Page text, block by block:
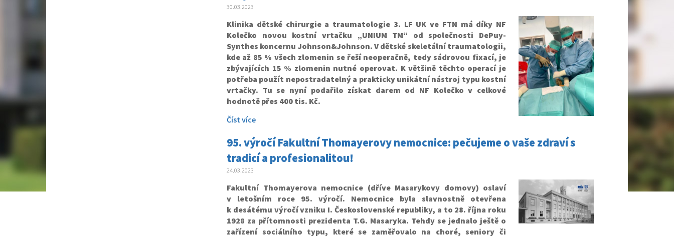
30.03.2023
Klinika dětské chirurgie a traumatologie 3. LF UK ve FTN má díky NF
Kolečko novou kostní vrtačku „UNIUM TM“ od společnosti DePuy-
Synthes koncernu Johnson&Johnson. V dětské skeletální traumatologii,
kde až 85 % všech zlomenin se řeší neoperačně, tedy sádrovou fixací, je
zbývajících 15 % zlomenin nutné operovat. K většině těchto operací je
potřeba použít nepostradatelný a prakticky unikátní nástroj typu kostní
vrtačky. Tu se nyní podařilo získat darem od NF Kolečko v celkové
hodnotě přes 400 tis. Kč.
Číst více
95. výročí Fakultní Thomayerovy nemocnice: pečujeme o vaše zdraví s
tradicí a profesionalitou!
24.03.2023
Fakultní Thomayerova nemocnice (dříve Masarykovy domovy) oslaví
v letošním roce 95. výročí. Nemocnice byla slavnostně otevřena
k desátému výročí vzniku I. Československé republiky, a to 28. října roku
1928 za přítomnosti prezidenta T.G. Masaryka. Tehdy se jednalo ještě o
zařízení sociálního typu, které se zaměřovalo na choré, seniory či